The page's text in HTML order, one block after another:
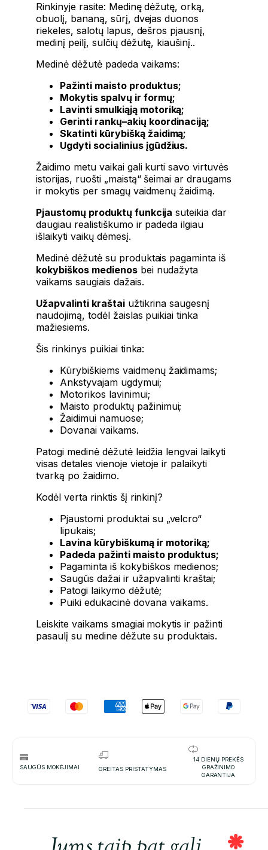
Rinkinyje rasite: Medinę dėžutę, orką,
obuolį, bananą, sūrį, dvejas duonos
riekeles, salotų lapus, dešros pjausnį,
medinį peilį, sulčių dėžutę, kiaušinį..
Medinė dėžutė padeda vaikams:
Pažinti maisto produktus;
Mokytis spalvų ir formų;
Lavinti smulkiąją motoriką;
Gerinti rankų–akių koordinaciją;
Skatinti kūrybišką žaidimą;
Ugdyti socialinius įgūdžius.
Žaidimo metu vaikai gali kurti savo virtuvės
istorijas, ruošti „maistą“ šeimai ar draugams
ir mokytis per smagų vaidmenų žaidimą.
Pjaustomų produktų funkcija suteikia dar
daugiau realistiškumo ir padeda ilgiau
išlaikyti vaikų dėmesį.
Medinė dėžutė su produktais pagaminta iš
kokybiškos medienosbei nudažyta
vaikams saugiais dažais.
Užapvalinti kraštaiužtikrina saugesnį
naudojimą, todėl žaislas puikiai tinka
mažiesiems.
Šis rinkinys puikiai tinka:
Kūrybiškiems vaidmenų žaidimams;
Ankstyvajam ugdymui;
Motorikos lavinimui;
Maisto produktų pažinimui;
Žaidimui namuose;
Dovanai vaikams.
Patogi medinė dėžutė leidžia lengvai laikyti
visas detales vienoje vietoje ir palaikyti
tvarką po žaidimo.
Kodėl verta rinktis šį rinkinį?
Pjaustomi produktai su „velcro“
lipukais;
Lavina kūrybiškumą ir motoriką;
Padeda pažinti maisto produktus;
Pagaminta iš kokybiškos medienos;
Saugūs dažai ir užapvalinti kraštai;
Patogi laikymo dėžutė;
Puiki edukacinė dovana vaikams.
Leiskite vaikams smagiai mokytis ir pažinti
pasaulį su medine dėžute su produktais.
SAUGŪS MOKĖJIMAI GREITAS PRISTATYMAS
14 DIENŲ PREKĖS
GRAŽINIMO
GARANTIJA